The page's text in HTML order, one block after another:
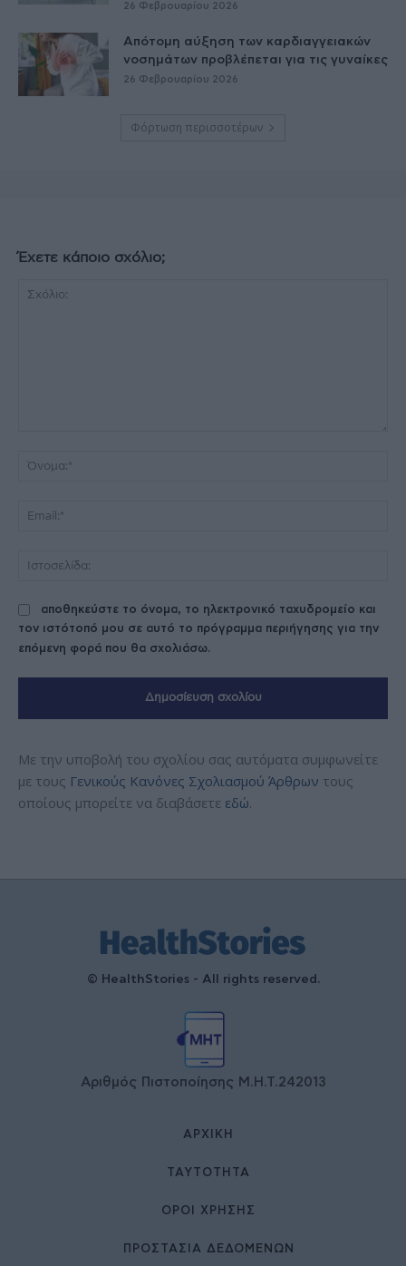
26 Φεβρουαρίου 2026
Απότομη αύξηση των καρδιαγγειακών
νοσημάτων προβλέπεται για τις γυναίκες
26 Φεβρουαρίου 2026
Φόρτωση περισσοτέρων
Έχετε κάποιο σχόλιο;
αποθηκεύστε το όνομα, το ηλεκτρονικό ταχυδρομείο και
τον ιστότοπό μου σε αυτό το πρόγραμμα περιήγησης για την
επόμενη φορά που θα σχολιάσω.
Με την υποβολή του σχολίου σας αυτόματα συμφωνείτε
με τους Γενικούς Κανόνες Σχολιασμού Άρθρων τους
οποίους μπορείτε να διαβάσετε εδώ.
© HealthStories - All rights reserved.
Αριθμός Πιστοποίησης Μ.Η.Τ.242013
ΑΡΧΙΚΉ
ΤΑΥΤΌΤΗΤΑ
ΌΡΟΙ ΧΡΉΣΗΣ
ΠΡΟΣΤΑΣΙΑ ΔΕΔΟΜΕΝΩΝ